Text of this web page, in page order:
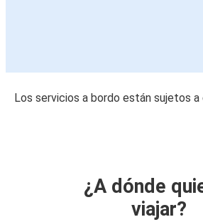
Los servicios a bordo están sujetos a
¿A dónde
viajar?